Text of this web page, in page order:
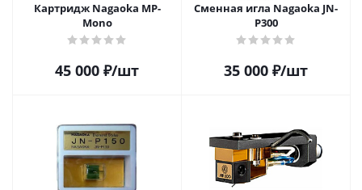
Картридж Nagaoka MP-
Mono
45 000 ₽/шт
Сменная игла Nagaoka JN-
P300
35 000 ₽/шт